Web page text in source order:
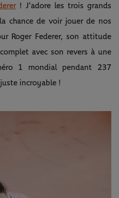
! J'adore les trois grands
chance de voir jouer de nos
Roger Federer, son attitude
avec son revers à une
1 mondial pendant 237
incroyable !